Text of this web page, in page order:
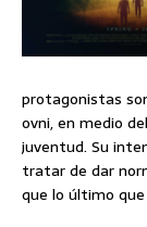
protagonistas
ovni, en medio
juventud. Su
tratar de dar
que lo último